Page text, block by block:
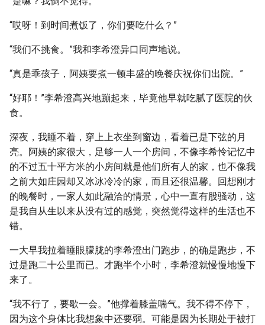
“哎呀！到时间煮饭了，你们要吃什么？”
“我们不挑食。”我和李希澄异口同声地说。
“真是乖孩子，阿姨要煮一顿丰盛的晚餐庆祝你们出院。”
“好耶！”李希澄高兴地蹦起来，毕竟他早就吃腻了医院的伙
食。
深夜，我睡不着，穿上上衣坐到窗边，看着已是下弦的月
亮。阿姨的家很大，足够一人一个房间，不像李希怜记忆中
的不过五十平方米的小房间就是他们所有人的家，也不像我
之前大如庄园却又冰冰冷冷的家，而且还很温馨。回想刚才
的晚餐时，一家人如此融洽的情景，心中一直有股骚动，这
是我自从生以来从没有过的感觉，突然觉得这样的生活也不
错。
一大早我拉着睡眼朦胧的李希澄出门跑步，的确是跑步，不
过是跑二十公里而已。才跑半个小时，李希澄就慢慢地慢下
来了。
“我不行了，要歇一会。”他撑着膝盖喘气。我不得不停下，
因为这个身体比我想象中还要弱。可能是因为长期处于被打